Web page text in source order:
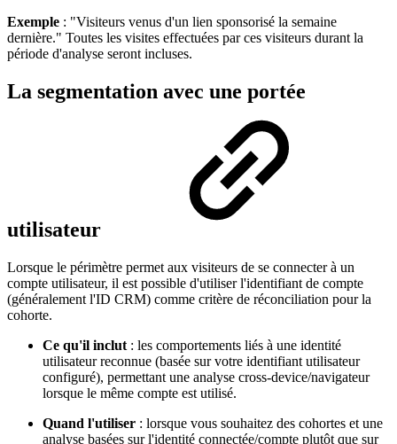
Exemple : "Visiteurs venus d'un lien sponsorisé la semaine
dernière." Toutes les visites effectuées par ces visiteurs durant la
période d'analyse seront incluses.
La segmentation avec une portée
utilisateur
Lorsque le périmètre permet aux visiteurs de se connecter à un
compte utilisateur, il est possible d'utiliser l'identifiant de compte
(généralement l'ID CRM) comme critère de réconciliation pour la
cohorte.
Ce qu'il inclut : les comportements liés à une identité
utilisateur reconnue (basée sur votre identifiant utilisateur
configuré), permettant une analyse cross-device/navigateur
lorsque le même compte est utilisé.
Quand l'utiliser : lorsque vous souhaitez des cohortes et une
analyse basées sur l'identité connectée/compte plutôt que sur